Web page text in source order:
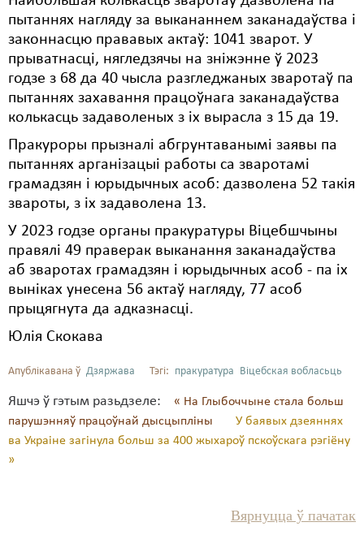
пытаннях нагляду за выкананнем заканадаўства і
законнасцю прававых актаў: ​​1041 зварот. У
прыватнасці, нягледзячы на ​​зніжэнне ў 2023
годзе з 68 да 40 чысла разгледжаных зваротаў па
пытаннях захавання працоўнага заканадаўства
колькасць задаволеных з іх вырасла з 15 да 19.
Пракуроры прызналі абгрунтаванымі заявы па
пытаннях арганізацыі работы са зваротамі
грамадзян і юрыдычных асоб: дазволена 52 такія
звароты, з іх задаволена 13.
У 2023 годзе органы пракуратуры Віцебшчыны
правялі 49 праверак выканання заканадаўства
аб зваротах грамадзян і юрыдычных асоб - па іх
выніках унесена 56 актаў нагляду, 77 асоб
прыцягнута да адказнасці.
Юлія Скокава
Апублікавана ў Дзяржава Тэгі: пракуратура Віцебская вобласьць
Яшчэ ў гэтым разьдзеле:
« На Глыбоччыне стала больш
парушэнняў працоўнай дысцыпліны
У баявых дзеяннях
ва Украіне загінула больш за 400 жыхароў пскоўскага рэгіёну
»
Вярнуцца ў пачатак
Сацыяльныя правы